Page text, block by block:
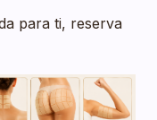
para ti, reserva